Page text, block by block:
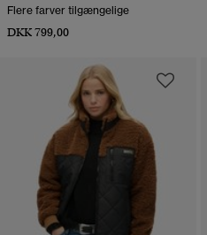
Flere farver tilgængelige
DKK 799,00